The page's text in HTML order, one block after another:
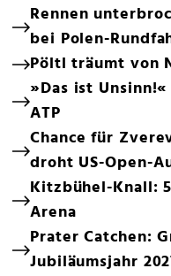
Rennen
bei Polen-
Pöltl träumt von
»Das ist
ATP
Chance für
droht US-Open-
Kitzbühel-Knall:
Arena
Prater Catchen:
Jubiläumsjahr